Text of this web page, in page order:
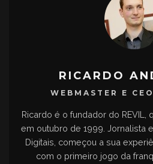
RICARDO
WEBMASTER E
Ricardo é o fundador do REVIL,
em outubro de 1999. Jornalista
Digitais, começou a sua
com o primeiro jogo da